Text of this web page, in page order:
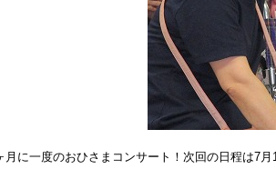
月に一度のおひさまコンサート！次回の日程は7月